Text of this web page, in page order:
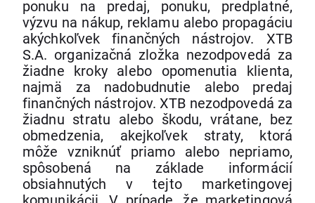
ponuku na predaj, ponuku, predplatné,
výzvu na nákup, reklamu alebo propagáciu
akýchkoľvek finančných nástrojov. XTB
S.A. organizačná zložka nezodpovedá za
žiadne kroky alebo opomenutia klienta,
najmä za nadobudnutie alebo predaj
finančných nástrojov. XTB nezodpovedá za
žiadnu stratu alebo škodu, vrátane, bez
obmedzenia, akejkoľvek straty, ktorá
môže vzniknúť priamo alebo nepriamo,
spôsobená na základe informácií
obsiahnutých v tejto marketingovej
komunikácii. V prípade, že marketingová